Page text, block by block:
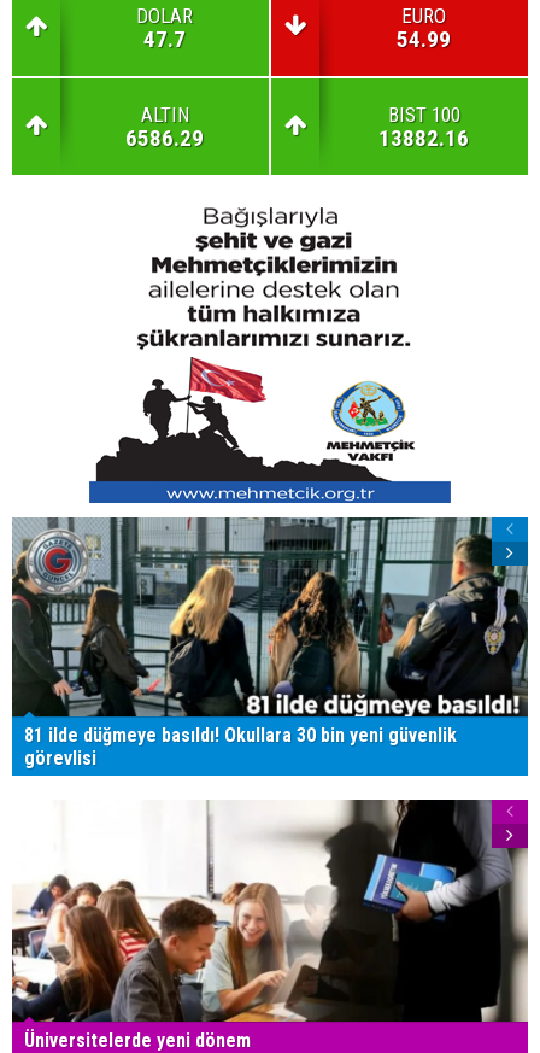
DOLAR
47.7
EURO
54.99
ALTIN
6586.29
BIST 100
13882.16
81 ilde düğmeye basıldı! Okullara 30 bin yeni güvenlik
görevlisi
Üniversitelerde yeni dönem